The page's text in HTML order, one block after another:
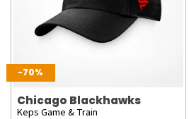
-70%
Chicago Blackhawks
Keps Game & Train